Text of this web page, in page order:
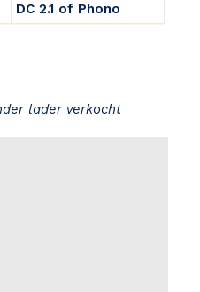
DC 2.1 of Phono
lader verkocht